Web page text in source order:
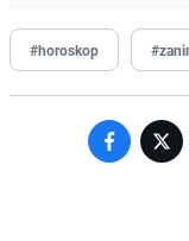
#horoskop